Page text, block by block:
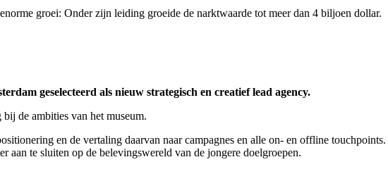
groei: Onder zijn leiding groeide de narktwaarde tot meer dan 4 biljoen dollar.
geselecteerd als nieuw strategisch en creatief lead agency.
de ambities van het museum.
en de vertaling daarvan naar campagnes en alle on- en offline
aan te sluiten op de belevingswereld van de jongere doelgroepen.